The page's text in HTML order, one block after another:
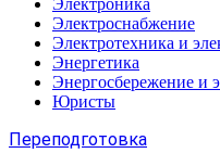
Электроника
Электроснабжение
Электротехника и
Энергетика
Энергосбережение и
Юристы
Переподготовка